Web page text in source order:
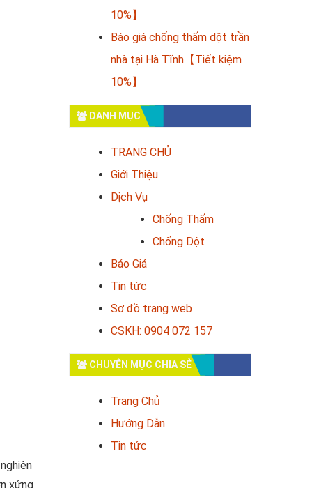
xứng
10%】
Báo giá chống thấm dột trần
nhà tại Hà Tĩnh【Tiết kiệm
10%】
DANH MỤC
TRANG CHỦ
Giới Thiệu
Dịch Vụ
Chống Thấm
Chống Dột
Báo Giá
Tin tức
Sơ đồ trang web
CSKH: 0904 072 157
CHUYÊN MỤC CHIA SẺ
Trang Chủ
Hướng Dẫn
Tin tức